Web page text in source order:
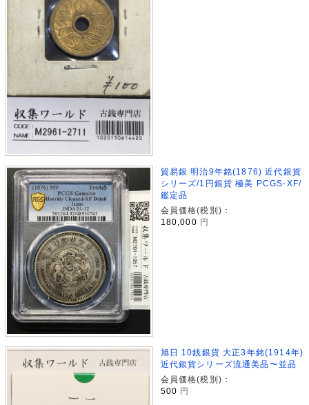
貿易銀 明治9年銘(1876) 近代銀貨
シリーズ/1円銀貨 極美 PCGS-XF/
鑑定品
会員価格(税別)：
180,000 円
旭日 10銭銀貨 大正3年銘(1914年)
近代銀貨シリーズ流通美品〜並品
会員価格(税別)：
500 円